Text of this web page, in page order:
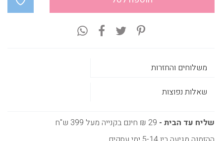
משלוחים והחזרות
שאלות נפוצות
שליח עד הבית - 29 ₪ חינם בקנייה מעל 399 ש"ח